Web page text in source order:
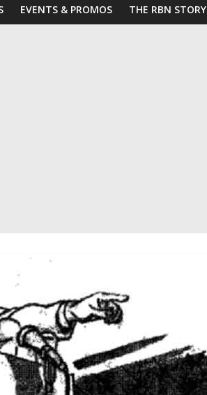
EVENTS & PROMOS THE RBN STORY